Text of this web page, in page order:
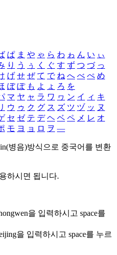
ぱ ま や ゃ ら わ ゎ ん い ぃ
り う ぅ く ぐ す ず つ づ っ
げ せ ぜ て で ね へ べ ぺ め
ぼ ぽ も よ ょ ろ を
マ ヤ ャ ラ ワ ヮ ン イ ィ キ
ウ ゥ ク グ ス ズ ツ ヅ ッ ヌ
セ ゼ テ デ ヘ ベ ペ メ レ オ
モ ヨ ョ ロ ヲ ―
병음)방식으로 중국어를 변환
하시면 됩니다.
을 입력하시고 space를
을 입력하시고 space를 누르